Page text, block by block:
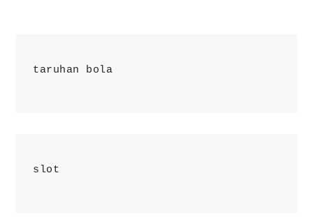
taruhan bola
slot